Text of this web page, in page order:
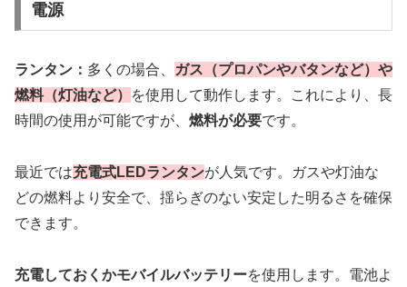
電源
ランタン： 多くの場合、
ガス（プロパンやバタンなど）や
燃料（灯油など）
を使用して動作します。これにより、長
時間の使用が可能ですが、 燃料が必要です。
最近では充電式LEDランタンが人気です。ガスや灯油な
どの燃料より安全で、揺らぎのない安定した明るさを確保
できます。
充電しておくかモバイルバッテリーを使用します。電池よ